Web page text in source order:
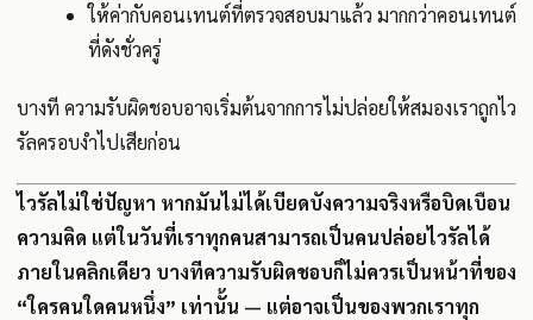
ให้ค่ากับคอนเทนต์ที่ตรวจสอบมาแล้ว มากกว่าคอนเทนต์
ที่ดังชั่วครู่
บางที ความรับผิดชอบอาจเริ่มต้นจากการไม่ปล่อยให้สมองเราถูกไว
รัลครอบงำไปเสียก่อน
ไวรัลไม่ใช่ปัญหา หากมันไม่ได้เบียดบังความจริงหรือบิดเบือน
ความคิด แต่ในวันที่เราทุกคนสามารถเป็นคนปล่อยไวรัลได้
ภายในคลิกเดียว บางทีความรับผิดชอบก็ไม่ควรเป็นหน้าที่ของ
“ใครคนใดคนหนึ่ง” เท่านั้น — แต่อาจเป็นของพวกเราทุก